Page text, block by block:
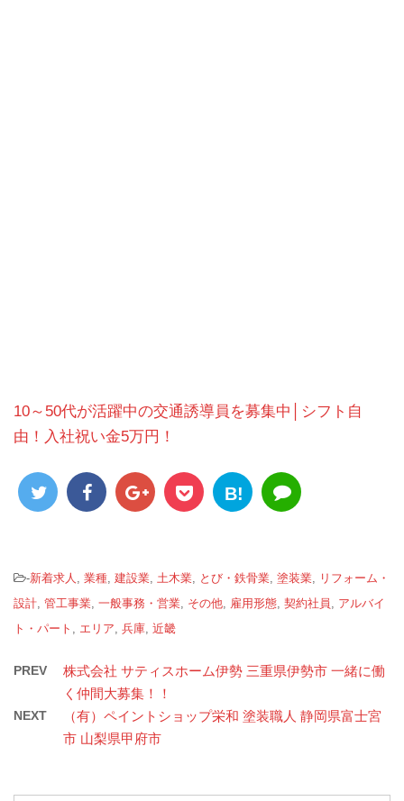
10～50代が活躍中の交通誘導員を募集中│シフト自
由！入社祝い金5万円！
B!
-新着求人 業種 建設業 土木業 とび・鉄骨業 塗装業
リフォーム・
設計 管工事業 一般事務・営業 その他 雇用形態 契約社員
アルバイ
ト・パート
エリア 兵庫 近畿
PREV
株式会社 サティスホーム伊勢 三重県伊勢市 一緒に働
く仲間大募集！！
NEXT
（有）ペイントショップ栄和 塗装職人 静岡県富士宮
市 山梨県甲府市